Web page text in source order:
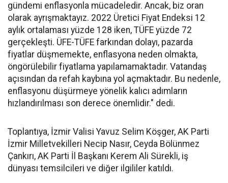
gündemi enflasyonla mücadeledir. Ancak, biz oran
olarak ayrışmaktayız. 2022 Üretici Fiyat Endeksi 12
aylık ortalaması yüzde 128 iken, TÜFE yüzde 72
gerçekleşti. ÜFE-TÜFE farkından dolayı, pazarda
fiyatlar düşmemekte, enflasyona neden olmakta,
öngörülebilir fiyatlama yapılamamaktadır. Vatandaş
açısından da refah kaybına yol açmaktadır. Bu nedenle,
enflasyonu düşürmeye yönelik kalıcı adımların
hızlandırılması son derece önemlidir." dedi.
Toplantıya, İzmir Valisi Yavuz Selim Köşger, AK Parti
İzmir Milletvekilleri Necip Nasır, Ceyda Bölünmez
Çankırı, AK Parti İl Başkanı Kerem Ali Sürekli, iş
dünyası temsilcileri ve diğer ilgililer katıldı.